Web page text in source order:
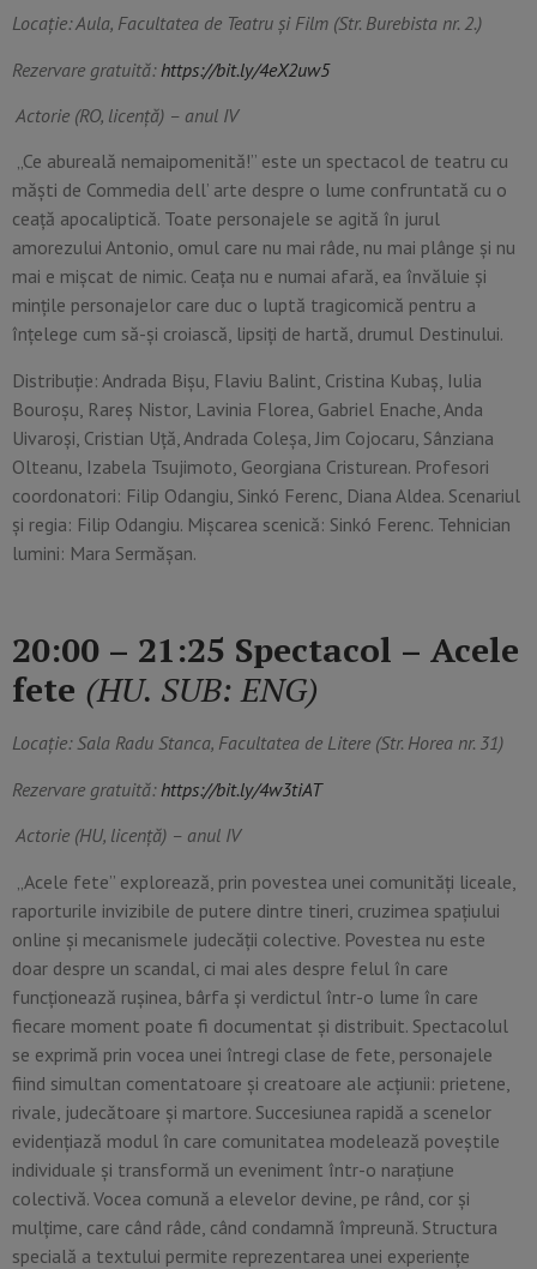
Locație: Aula, Facultatea de Teatru și Film (Str. Burebista nr. 2.)
Rezervare gratuită: https://bit.ly/4eX2uw5
Actorie (RO, licență) – anul IV
„Ce abureală nemaipomenită!” este un spectacol de teatru cu
măști de Commedia dell’ arte despre o lume confruntată cu o
ceață apocaliptică. Toate personajele se agită în jurul
amorezului Antonio, omul care nu mai râde, nu mai plânge și nu
mai e mișcat de nimic. Ceața nu e numai afară, ea învăluie și
mințile personajelor care duc o luptă tragicomică pentru a
înțelege cum să-și croiască, lipsiți de hartă, drumul Destinului.
Distribuție: Andrada Bișu, Flaviu Balint, Cristina Kubaș, Iulia
Bouroșu, Rareș Nistor, Lavinia Florea, Gabriel Enache, Anda
Uivaroși, Cristian Uță, Andrada Coleșa, Jim Cojocaru, Sânziana
Olteanu, Izabela Tsujimoto, Georgiana Cristurean. Profesori
coordonatori: Filip Odangiu, Sinkó Ferenc, Diana Aldea. Scenariul
și regia: Filip Odangiu. Mișcarea scenică: Sinkó Ferenc. Tehnician
lumini: Mara Sermășan.
20:00 – 21:25 Spectacol – Acele
fete (HU. SUB: ENG)
Locație: Sala Radu Stanca, Facultatea de Litere (Str. Horea nr. 31)
Rezervare gratuită: https://bit.ly/4w3tiAT
Actorie (HU, licență) – anul IV
„Acele fete” explorează, prin povestea unei comunități liceale,
raporturile invizibile de putere dintre tineri, cruzimea spațiului
online și mecanismele judecății colective. Povestea nu este
doar despre un scandal, ci mai ales despre felul în care
funcționează rușinea, bârfa și verdictul într-o lume în care
fiecare moment poate fi documentat și distribuit. Spectacolul
se exprimă prin vocea unei întregi clase de fete, personajele
fiind simultan comentatoare și creatoare ale acțiunii: prietene,
rivale, judecătoare și martore. Succesiunea rapidă a scenelor
evidențiază modul în care comunitatea modelează poveștile
individuale și transformă un eveniment într-o narațiune
colectivă. Vocea comună a elevelor devine, pe rând, cor și
mulțime, care când râde, când condamnă împreună. Structura
specială a textului permite reprezentarea unei experiențe